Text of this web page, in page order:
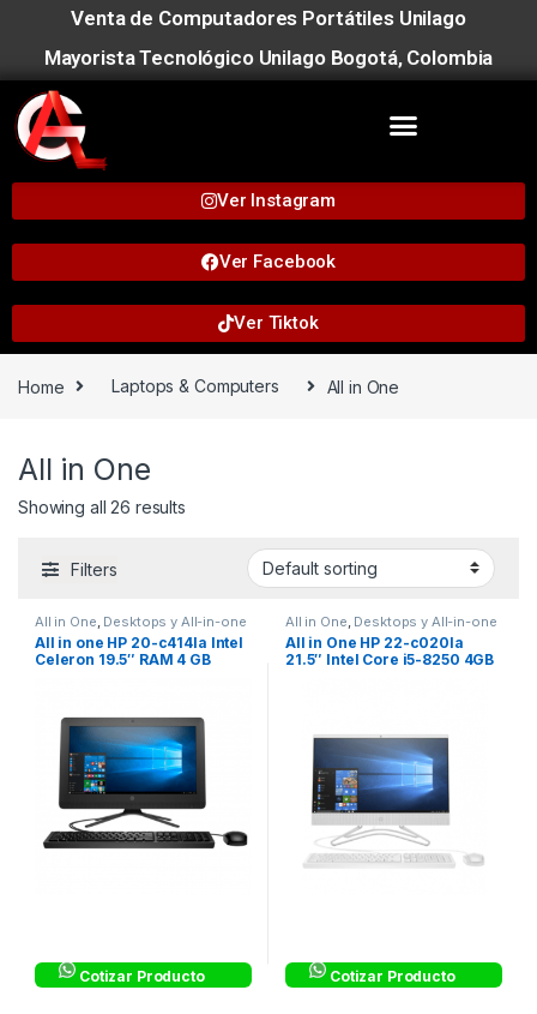
Venta de Computadores Portátiles Unilago
Mayorista Tecnológico Unilago Bogotá, Colombia
Ver Instagram
Ver Facebook
Ver Tiktok
Home Laptops & Computers All in One
All in One
Showing all 26 results
Filters
All in One Desktops y All-in-one
All in one HP 20-c414la Intel
Celeron 19.5″ RAM 4 GB
Cotizar Producto
All in One Desktops y All-in-one
All in One HP 22-c020la
21.5″ Intel Core i5-8250 4GB
Cotizar Producto